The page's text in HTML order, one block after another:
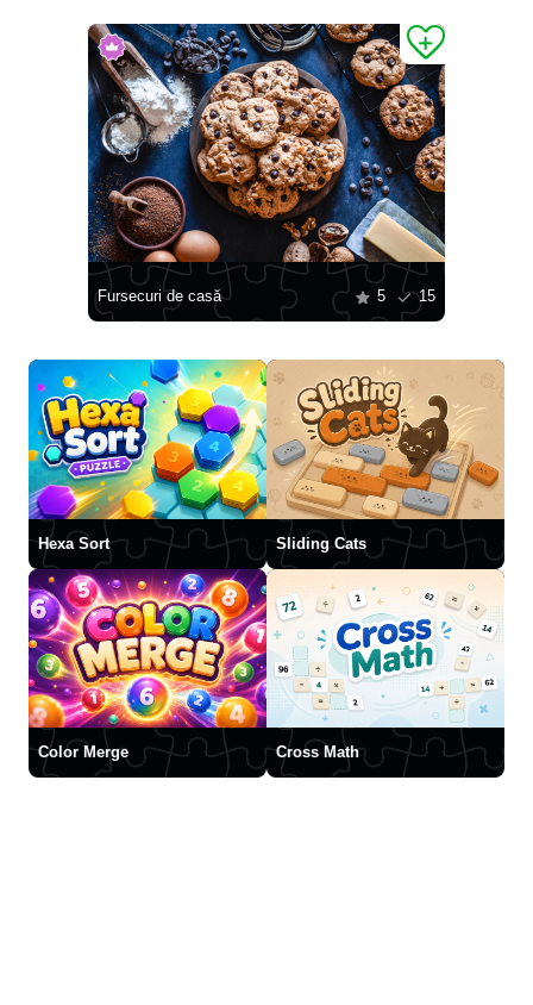
Fursecuri de casă 5 15
Hexa Sort Sliding Cats
Color Merge Cross Math